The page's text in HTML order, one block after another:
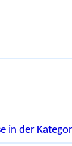
in der